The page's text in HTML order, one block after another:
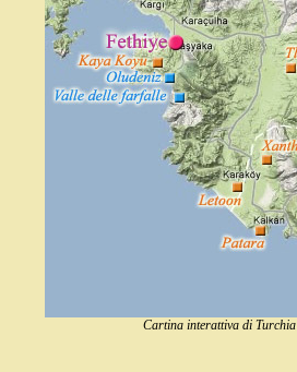
Cartina interattiva di